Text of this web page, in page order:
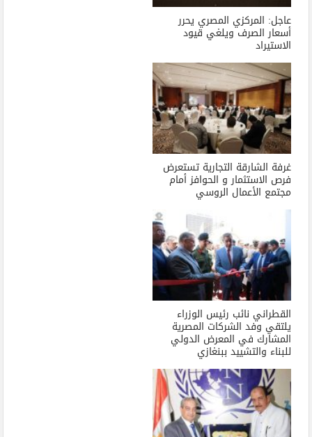
عاجل: المركزي المصري يحرر
أسعار الصرف ويلغي قيود
الاستيراد
غرفة الشارقة التجارية تستعرض
فرص الاستثمار و الحوافز أمام
مجتمع الأعمال الروسي
القطراني نائب رئيس الوزراء
يلتقي وفد الشركات المصرية
المشارك في المعرض الدولي
للبناء والتشييد ببنغازي